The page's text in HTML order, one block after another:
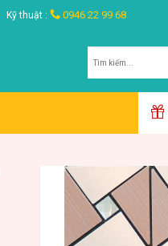
Kỹ thuật : 0946 22 99 68